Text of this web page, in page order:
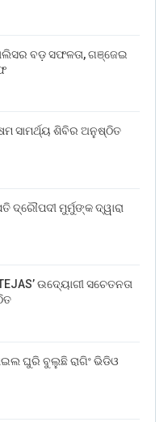
ବଡ଼ ସଫଳତା, ଗଞ୍ଜେଇ
ସାମର୍ଥ୍ୟ ଶିବିର ଅନୁଷ୍ଠିତ
ଦ୍ରୌପଦୀ ମୁର୍ମୁଙ୍କ ଦ୍ୱାରା
ଉଦ୍ୟୋଗୀ ସଚେତନତା
ଘୁରି ବୁଲୁଛି ରାଗିଂ ଭିଡିଓ